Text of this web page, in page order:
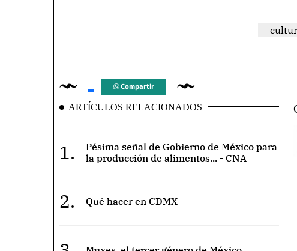
Compartir
ARTÍCULOS RELACIONADOS
1.
Pésima señal de Gobierno de México para
la producción de alimentos... - CNA
2. Qué hacer en CDMX